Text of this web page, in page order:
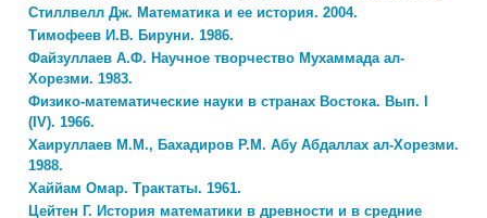
Стиллвелл Дж. Математика и ее история. 2004.
Тимофеев И.В. Бируни. 1986.
Файзуллаев А.Ф. Научное творчество Мухаммада ал-
Хорезми. 1983.
Физико-математические науки в странах Востока. Вып. I
(IV). 1966.
Хаируллаев М.М., Бахадиров Р.М. Абу Абдаллах ал-Хорезми.
1988.
Хаййам Омар. Трактаты. 1961.
Цейтен Г. История математики в древности и в средние